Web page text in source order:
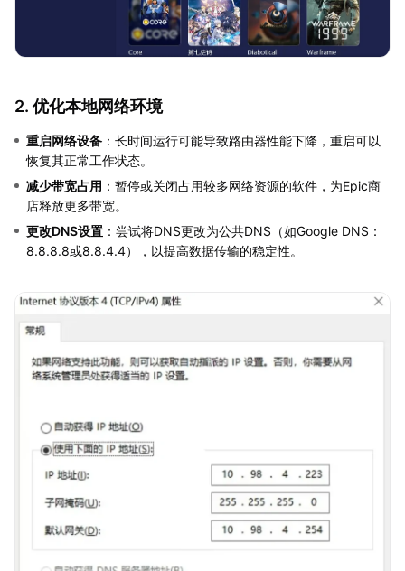
2. 优化本地网络环境
重启网络设备 ：长时间运行可能导致路由器性能下降，重启可以
恢复其正常工作状态。
减少带宽占用 ：暂停或关闭占用较多网络资源的软件，为Epic商
店释放更多带宽。
更改DNS设置 ：尝试将DNS更改为公共DNS（如Google DNS：
8.8.8.8或8.8.4.4），以提高数据传输的稳定性。